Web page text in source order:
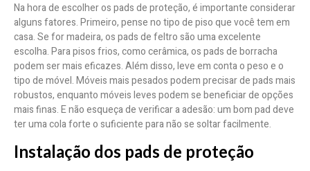
Na hora de escolher os pads de proteção, é importante considerar
alguns fatores. Primeiro, pense no tipo de piso que você tem em
casa. Se for madeira, os pads de feltro são uma excelente
escolha. Para pisos frios, como cerâmica, os pads de borracha
podem ser mais eficazes. Além disso, leve em conta o peso e o
tipo de móvel. Móveis mais pesados podem precisar de pads mais
robustos, enquanto móveis leves podem se beneficiar de opções
mais finas. E não esqueça de verificar a adesão: um bom pad deve
ter uma cola forte o suficiente para não se soltar facilmente.
Instalação dos pads de proteção